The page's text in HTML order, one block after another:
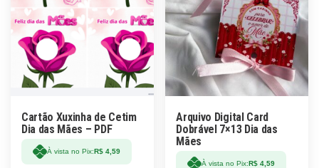
Cartão Xuxinha de Cetim
Dia das Mães – PDF
À vista no Pix:R$ 4,59
Arquivo Digital Card
Dobrável 7×13 Dia das
Mães
À vista no Pix:R$ 4,59